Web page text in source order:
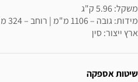
ארץ ייצור: סין
שיטות אספקה